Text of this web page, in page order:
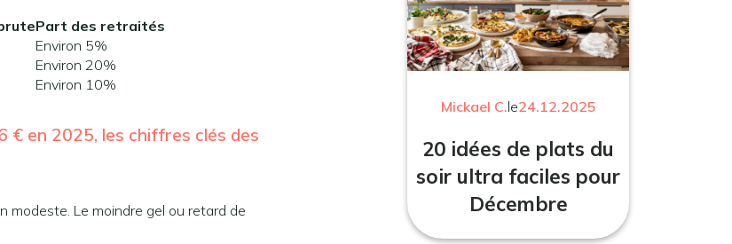
Part des retraités
Environ 5%
Environ 20%
Environ 10%
€ en 2025, les chiffres clés des
modeste. Le moindre gel ou retard de
Mickael C.le24.12.2025
20 idées de plats du
soir ultra faciles pour
Décembre